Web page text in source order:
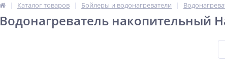
Каталог товаров Бойлеры и водонагреватели
Водонагреватель накопительный